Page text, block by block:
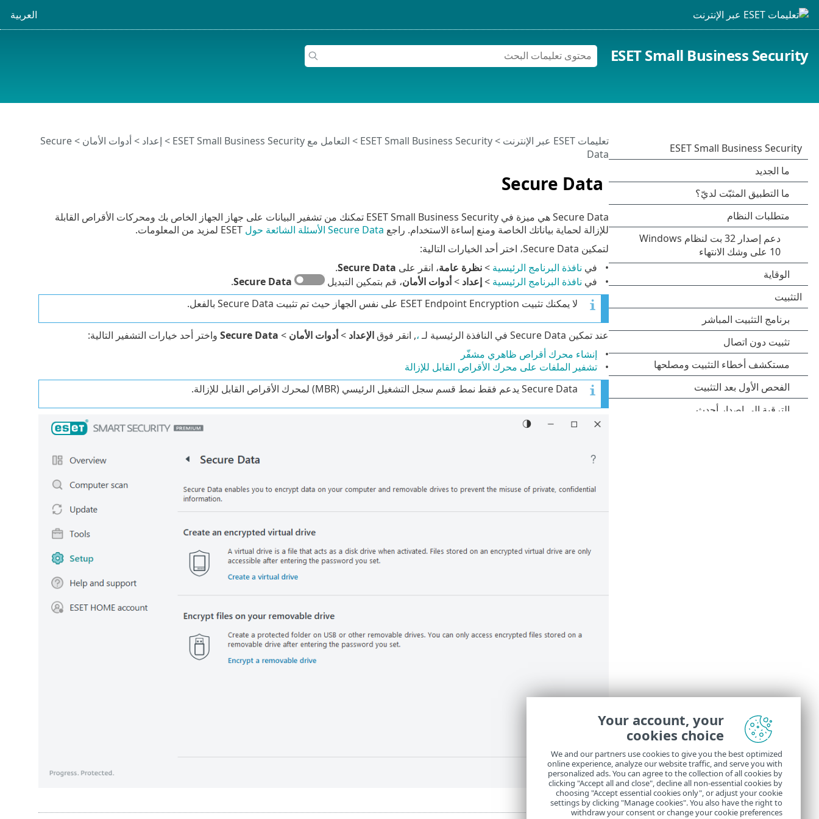
العربية
ESET Small Business Security
Secure Data
تعليمات ESET عبر الإنترنت >
ESET Small Business Security
> التعامل مع ESET Small Business Security >إعداد >أدوات الأمان
> Secure
Data
Secure Data هي ميزة في ESET Small Business Security تمكنك من تشفير البيانات على جهاز الجهاز الخاص بك ومحركات الأقراص القابلة
للإزالة لحماية بياناتك الخاصة ومنع إساءة الاستخدام. راجع
لتمكين Secure Data، اختر أحد الخيارات التالية:
في نافذة البرنامج الرئيسية >نظرة عامة، انقر على Secure Data
.
في نافذة البرنامج الرئيسية >إعداد >أدوات الأمان، قم بتمكين التبديل Secure Data
.
لا يمكنك تثبيت ESET Endpoint Encryption على نفس الجهاز حيث تم تثبيت Secure Data بالفعل.
عند تمكين Secure Data في النافذة الرئيسية لـ ،, انقر فوقالإعداد >أدوات الأمان >
Secure Dataواختر أحد خيارات التشفير التالية:
إنشاء محرك أقراص ظاهري مشفّر
تشفير الملفات على محرك الأقراص القابل للإزالة
Secure Data يدعم فقط نمط قسم سجل التشغيل الرئيسي (MBR) لمحرك الأقراص القابل للإزالة.
Your account, your
cookies choice
We and our partners use cookies to give you the best optimized
online experience, analyze our website traffic, and serve you with
personalized ads. You can agree to the collection of all cookies by
clicking "Accept all and close", decline all non-essential cookies by
choosing "Accept essential cookies only", or adjust your cookie
settings by clicking "Manage cookies". You also have the right to
withdraw your consent or change your cookie preferences